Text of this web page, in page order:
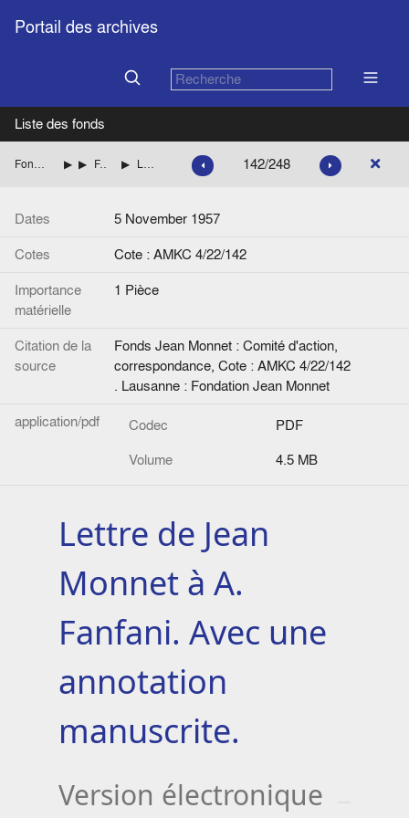
Portail des archives
Liste des fonds
Fonds Jean Monnet : Comité d'action, correspondance ITALIE
FANFANI Amintore (Démocratie chrétienne italienne) Lettre de Jean Monnet à A. Fanfani. Avec une annotation manuscrite. 142/248
Dates
5 November 1957
Cotes
Cote : AMKC 4/22/142
Importance
matérielle
1 Pièce
Citation de la
source
Fonds Jean Monnet : Comité d'action,
correspondance, Cote : AMKC 4/22/142
. Lausanne : Fondation Jean Monnet
application/pdf
Codec
PDF
Volume
4.5 MB
Lettre de Jean
Monnet à A.
Fanfani. Avec une
annotation
manuscrite.
Version électronique